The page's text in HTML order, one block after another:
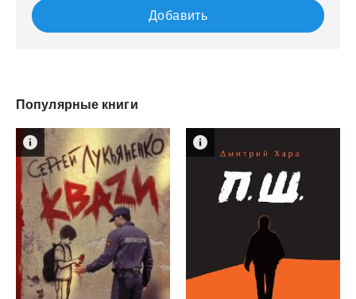
Добавить
Популярные книги